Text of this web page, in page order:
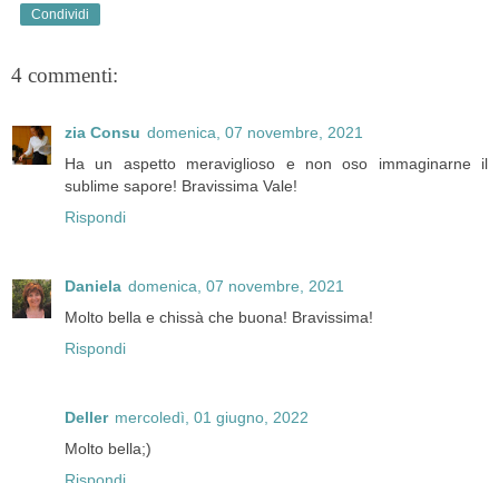
Condividi
4 commenti:
zia Consu domenica, 07 novembre, 2021
Ha un aspetto meraviglioso e non oso immaginarne il
sublime sapore! Bravissima Vale!
Rispondi
Daniela domenica, 07 novembre, 2021
Molto bella e chissà che buona! Bravissima!
Rispondi
Deller mercoledì, 01 giugno, 2022
Molto bella;)